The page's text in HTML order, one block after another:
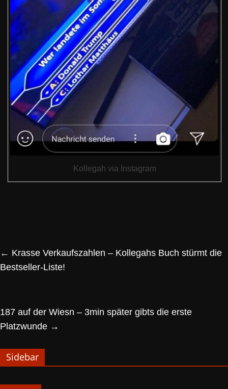
Kollegah via Instagram
← Krasse Verkaufszahlen – Kollegahs Buch stürmt die
Bestseller-Liste!
187 auf der Wiesn – 3min später gibts die erste
Platzwunde →
Sidebar